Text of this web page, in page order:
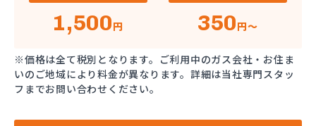
1,500円 350円～
※価格は全て税別となります。ご利用中のガス会社・お住ま
いのご地域により料金が異なります。詳細は当社専門スタッ
フまでお問い合わせください。